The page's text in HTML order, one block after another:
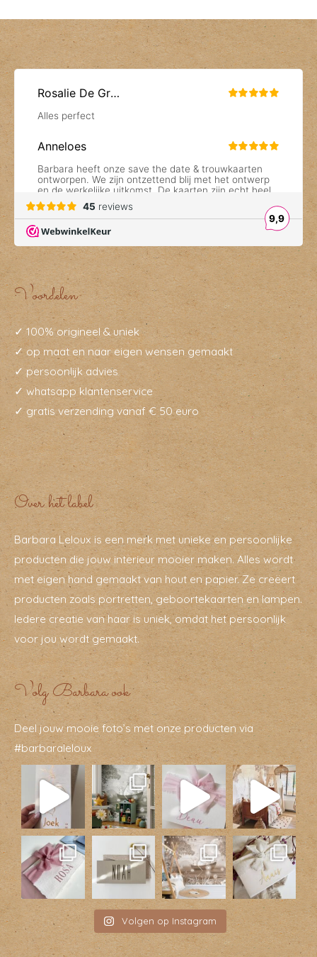
Voordelen
✓ 100% origineel & uniek
✓ op maat en naar eigen wensen gemaakt
✓ persoonlijk advies
✓ whatsapp klantenservice
✓ gratis verzending vanaf € 50 euro
Over het label
Barbara Leloux is een merk met unieke en persoonlijke
producten die jouw interieur mooier maken. Alles wordt
met eigen hand gemaakt van hout en papier. Ze creëert
producten zoals portretten, geboortekaarten en lampen.
Iedere creatie van haar is uniek, omdat het persoonlijk
voor jou wordt gemaakt.
Volg Barbara ook
Deel jouw mooie foto’s met onze producten via
#barbaraleloux
Volgen op Instagram